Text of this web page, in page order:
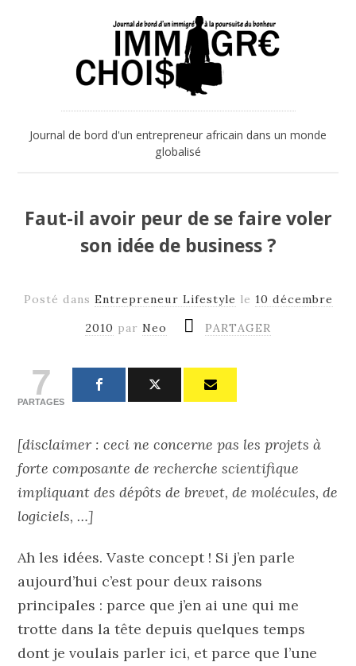
Journal de bord d'un entrepreneur africain dans un monde
globalisé
Faut-il avoir peur de se faire voler
son idée de business ?
Posté dans Entrepreneur Lifestyle le 10 décembre
2010 par Neo PARTAGER
7
PARTAGES
[disclaimer : ceci ne concerne pas les projets à
forte composante de recherche scientifique
impliquant des dépôts de brevet, de molécules, de
logiciels, …]
Ah les idées. Vaste concept ! Si j’en parle
aujourd’hui c’est pour deux raisons
principales : parce que j’en ai une qui me
trotte dans la tête depuis quelques temps
dont je voulais parler ici, et parce que l’une